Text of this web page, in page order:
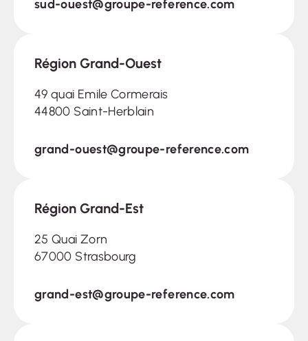
sud-ouest@groupe-reference.com
Région Grand-Ouest
49 quai Emile Cormerais
44800 Saint-Herblain
grand-ouest@groupe-reference.com
Région Grand-Est
25 Quai Zorn
67000 Strasbourg
grand-est@groupe-reference.com